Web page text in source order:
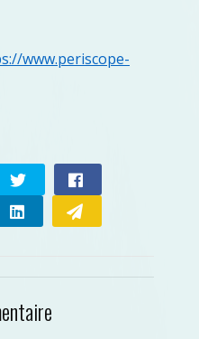
www.periscope-